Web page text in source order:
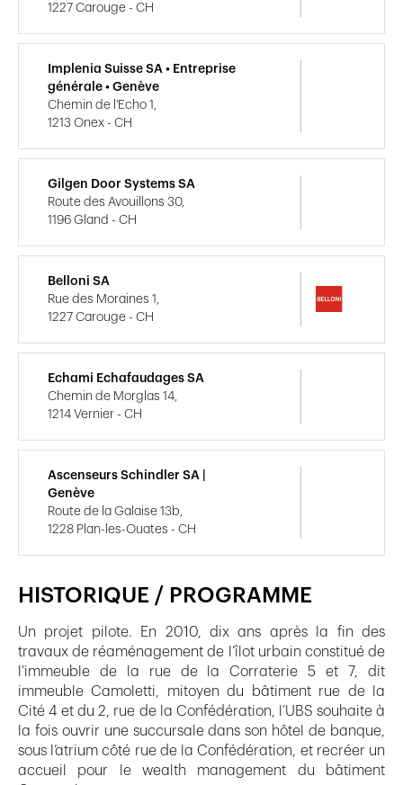
HISTORIQUE / PROGRAMME
Un projet pilote. En 2010, dix ans après la fin des
travaux de réaménagement de l’îlot urbain constitué de
l’immeuble de la rue de la Corraterie 5 et 7, dit
immeuble Camoletti, mitoyen du bâtiment rue de la
Cité 4 et du 2, rue de la Confédération, l’UBS souhaite à
la fois ouvrir une succursale dans son hôtel de banque,
sous l’atrium côté rue de la Confédération, et recréer un
accueil pour le wealth management du bâtiment
1227 Carouge - CH
Implenia Suisse SA • Entreprise
générale • Genève
Chemin de l'Echo 1,
1213 Onex - CH
Gilgen Door Systems SA
Route des Avouillons 30,
1196 Gland - CH
Belloni SA
Rue des Moraines 1,
1227 Carouge - CH
Echami Echafaudages SA
Chemin de Morglas 14,
1214 Vernier - CH
Ascenseurs Schindler SA |
Genève
Route de la Galaise 13b,
1228 Plan-les-Ouates - CH